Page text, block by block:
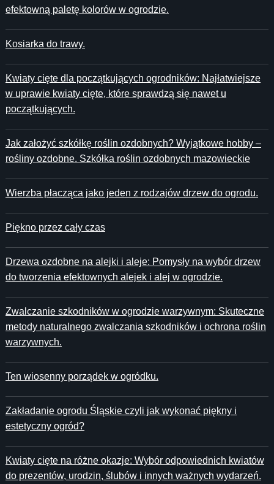
efektowną paletę kolorów w ogrodzie.
Kosiarka do trawy.
Kwiaty cięte dla początkujących ogrodników: Najłatwiejsze
w uprawie kwiaty cięte, które sprawdzą się nawet u
początkujących.
Jak założyć szkółkę roślin ozdobnych? Wyjątkowe hobby –
rośliny ozdobne. Szkółka roślin ozdobnych mazowieckie
Wierzba płacząca jako jeden z rodzajów drzew do ogrodu.
Piękno przez cały czas
Drzewa ozdobne na alejki i aleje: Pomysły na wybór drzew
do tworzenia efektownych alejek i alej w ogrodzie.
Zwalczanie szkodników w ogrodzie warzywnym: Skuteczne
metody naturalnego zwalczania szkodników i ochrona roślin
warzywnych.
Ten wiosenny porządek w ogródku.
Zakładanie ogrodu Śląskie czyli jak wykonać piękny i
estetyczny ogród?
Kwiaty cięte na różne okazje: Wybór odpowiednich kwiatów
do prezentów, urodzin, ślubów i innych ważnych wydarzeń.